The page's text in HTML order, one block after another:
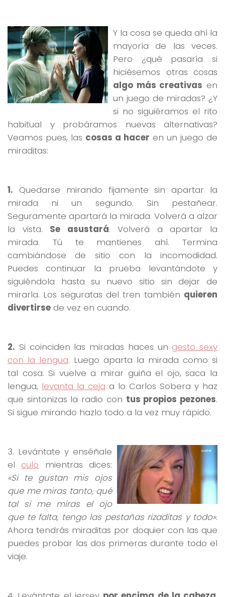
Y la cosa se queda ahí la
mayoría de las veces.
Pero ¿qué pasaría si
hiciésemos otras cosas
algo más creativas en
un juego de miradas? ¿Y
si no siguiéramos el rito
habitual y probáramos nuevas alternativas?
Veamos pues, las cosas a hacer en un juego de
miraditas:
1. Quedarse mirando fijamente sin apartar la
mirada ni un segundo. Sin pestañear.
Seguramente apartará la mirada. Volverá a alzar
la vista. Se asustará. Volverá a apartar la
mirada. Tú te mantienes ahí. Termina
cambiándose de sitio con la incomodidad.
Puedes continuar la prueba levantándote y
siguiéndola hasta su nuevo sitio sin dejar de
mirarla. Los seguratas del tren también quieren
divertirse de vez en cuando.
2. Si coinciden las miradas haces un gesto sexy
con la lengua. Luego aparta la mirada como si
tal cosa. Si vuelve a mirar guiña el ojo, saca la
lengua, levanta la ceja a lo Carlos Sobera y haz
que sintonizas la radio con tus propios pezones.
Si sigue mirando hazlo todo a la vez muy rápido.
3. Levántate y enséñale
el culo mientras dices:
«Si te gustan mis ojos
que me miras tanto, qué
tal si me miras el ojo
que te falta, tengo las pestañas rizaditas y todo».
Ahora tendrás miraditas por doquier con las que
puedes probar las dos primeras durante todo el
viaje.